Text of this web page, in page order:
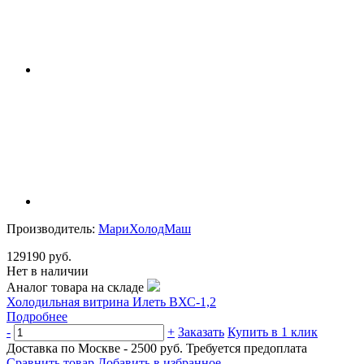
Производитель: МариХолодМаш
129190 руб.
Нет в наличии
Аналог товара на складе
Холодильная витрина Илеть ВХС-1,2
Подробнее
-
+ Заказать Купить в 1 клик
Доставка по Москве - 2500 руб. Требуется предоплата